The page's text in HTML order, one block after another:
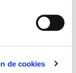
de cookies